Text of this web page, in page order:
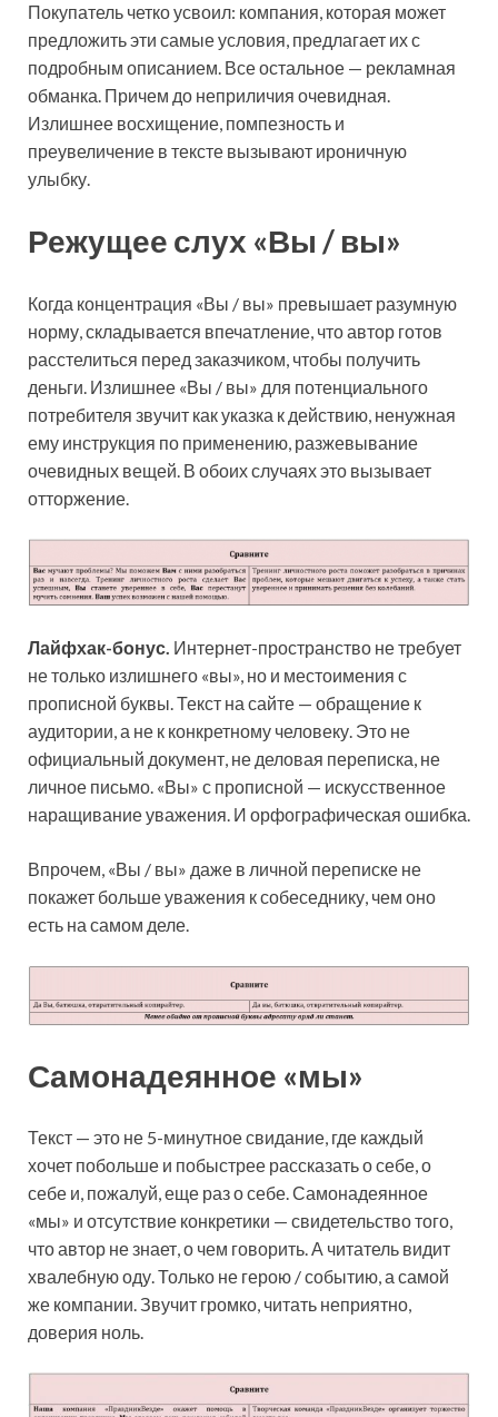
Покупатель четко усвоил: компания, которая может
предложить эти самые условия, предлагает их с
подробным описанием. Все остальное — рекламная
обманка. Причем до неприличия очевидная.
Излишнее восхищение, помпезность и
преувеличение в тексте вызывают ироничную
улыбку.
Режущее слух «Вы / вы»
Когда концентрация «Вы / вы» превышает разумную
норму, складывается впечатление, что автор готов
расстелиться перед заказчиком, чтобы получить
деньги. Излишнее «Вы / вы» для потенциального
потребителя звучит как указка к действию, ненужная
ему инструкция по применению, разжевывание
очевидных вещей. В обоих случаях это вызывает
отторжение.
Лайфхак-бонус. Интернет-пространство не требует
не только излишнего «вы», но и местоимения с
прописной буквы. Текст на сайте — обращение к
аудитории, а не к конкретному человеку. Это не
официальный документ, не деловая переписка, не
личное письмо. «Вы» с прописной — искусственное
наращивание уважения. И орфографическая ошибка.
Впрочем, «Вы / вы» даже в личной переписке не
покажет больше уважения к собеседнику, чем оно
есть на самом деле.
Самонадеянное «мы»
Текст — это не 5-минутное свидание, где каждый
хочет побольше и побыстрее рассказать о себе, о
себе и, пожалуй, еще раз о себе. Самонадеянное
«мы» и отсутствие конкретики — свидетельство того,
что автор не знает, о чем говорить. А читатель видит
хвалебную оду. Только не герою / событию, а самой
же компании. Звучит громко, читать неприятно,
доверия ноль.